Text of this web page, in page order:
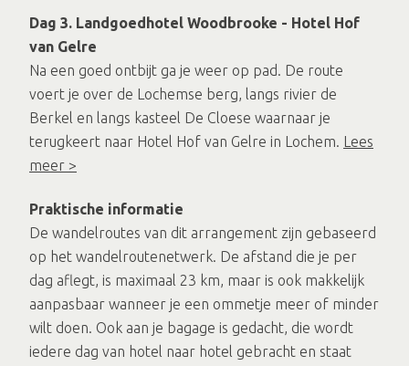
Dag 3. Landgoedhotel Woodbrooke - Hotel Hof
van Gelre
Na een goed ontbijt ga je weer op pad. De route
voert je over de Lochemse berg, langs rivier de
Berkel en langs kasteel De Cloese waarnaar je
terugkeert naar Hotel Hof van Gelre in Lochem.
Lees
meer >
Praktische informatie
De wandelroutes van dit arrangement zijn gebaseerd
op het wandelroutenetwerk. De afstand die je per
dag aflegt, is maximaal 23 km, maar is ook makkelijk
aanpasbaar wanneer je een ommetje meer of minder
wilt doen. Ook aan je bagage is gedacht, die wordt
iedere dag van hotel naar hotel gebracht en staat